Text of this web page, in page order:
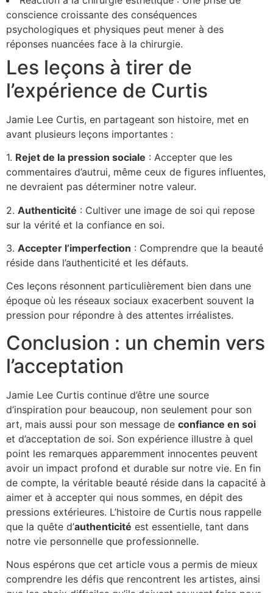
conscience croissante des conséquences
psychologiques et physiques peut mener à des
réponses nuancées face à la chirurgie.
Les leçons à tirer de
l’expérience de Curtis
Jamie Lee Curtis, en partageant son histoire, met en
avant plusieurs leçons importantes :
1. Rejet de la pression sociale : Accepter que les
commentaires d’autrui, même ceux de figures influentes,
ne devraient pas déterminer notre valeur.
2. Authenticité : Cultiver une image de soi qui repose
sur la vérité et la confiance en soi.
3. Accepter l’imperfection : Comprendre que la beauté
réside dans l’authenticité et les défauts.
Ces leçons résonnent particulièrement bien dans une
époque où les réseaux sociaux exacerbent souvent la
pression pour répondre à des attentes irréalistes.
Conclusion : un chemin vers
l’acceptation
Jamie Lee Curtis continue d’être une source
d’inspiration pour beaucoup, non seulement pour son
art, mais aussi pour son message de confiance en soi
et d’acceptation de soi. Son expérience illustre à quel
point les remarques apparemment innocentes peuvent
avoir un impact profond et durable sur notre vie. En fin
de compte, la véritable beauté réside dans la capacité à
aimer et à accepter qui nous sommes, en dépit des
pressions extérieures. L’histoire de Curtis nous rappelle
que la quête d’authenticité est essentielle, tant dans
notre vie personnelle que professionnelle.
Nous espérons que cet article vous a permis de mieux
comprendre les défis que rencontrent les artistes, ainsi